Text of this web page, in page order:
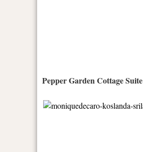
Pepper Garden Cottage Suite